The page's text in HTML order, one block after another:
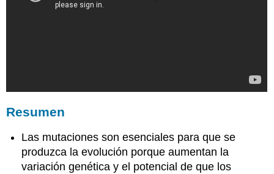
Resumen
Las mutaciones son esenciales para que se
produzca la evolución porque aumentan la
variación genética y el potencial de que los